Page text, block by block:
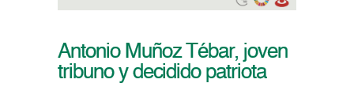
Antonio Muñoz Tébar, joven
tribuno y decidido patriota